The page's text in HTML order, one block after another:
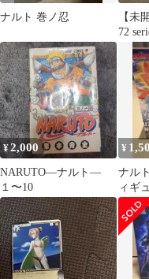
ナルト 巻ノ忍
【未
72
¥2,000
NARUTO―ナルト―
１〜10
¥
ナル
ィギ